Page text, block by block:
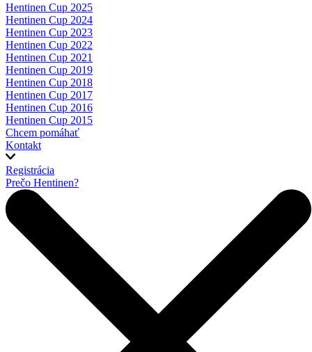
Hentinen Cup 2025
Hentinen Cup 2024
Hentinen Cup 2023
Hentinen Cup 2022
Hentinen Cup 2021
Hentinen Cup 2019
Hentinen Cup 2018
Hentinen Cup 2017
Hentinen Cup 2016
Hentinen Cup 2015
Chcem pomáhať
Kontakt
Registrácia
Prečo Hentinen?